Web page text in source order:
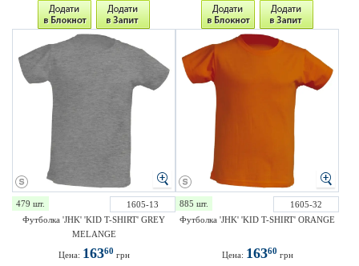
479 шт.
1605-13
Футболка 'JHK' 'KID T-SHIRT' GREY
MELANGE
Цена: 16360 грн
885 шт.
1605-32
Футболка 'JHK' 'KID T-SHIRT' ORANGE
Цена: 16360 грн